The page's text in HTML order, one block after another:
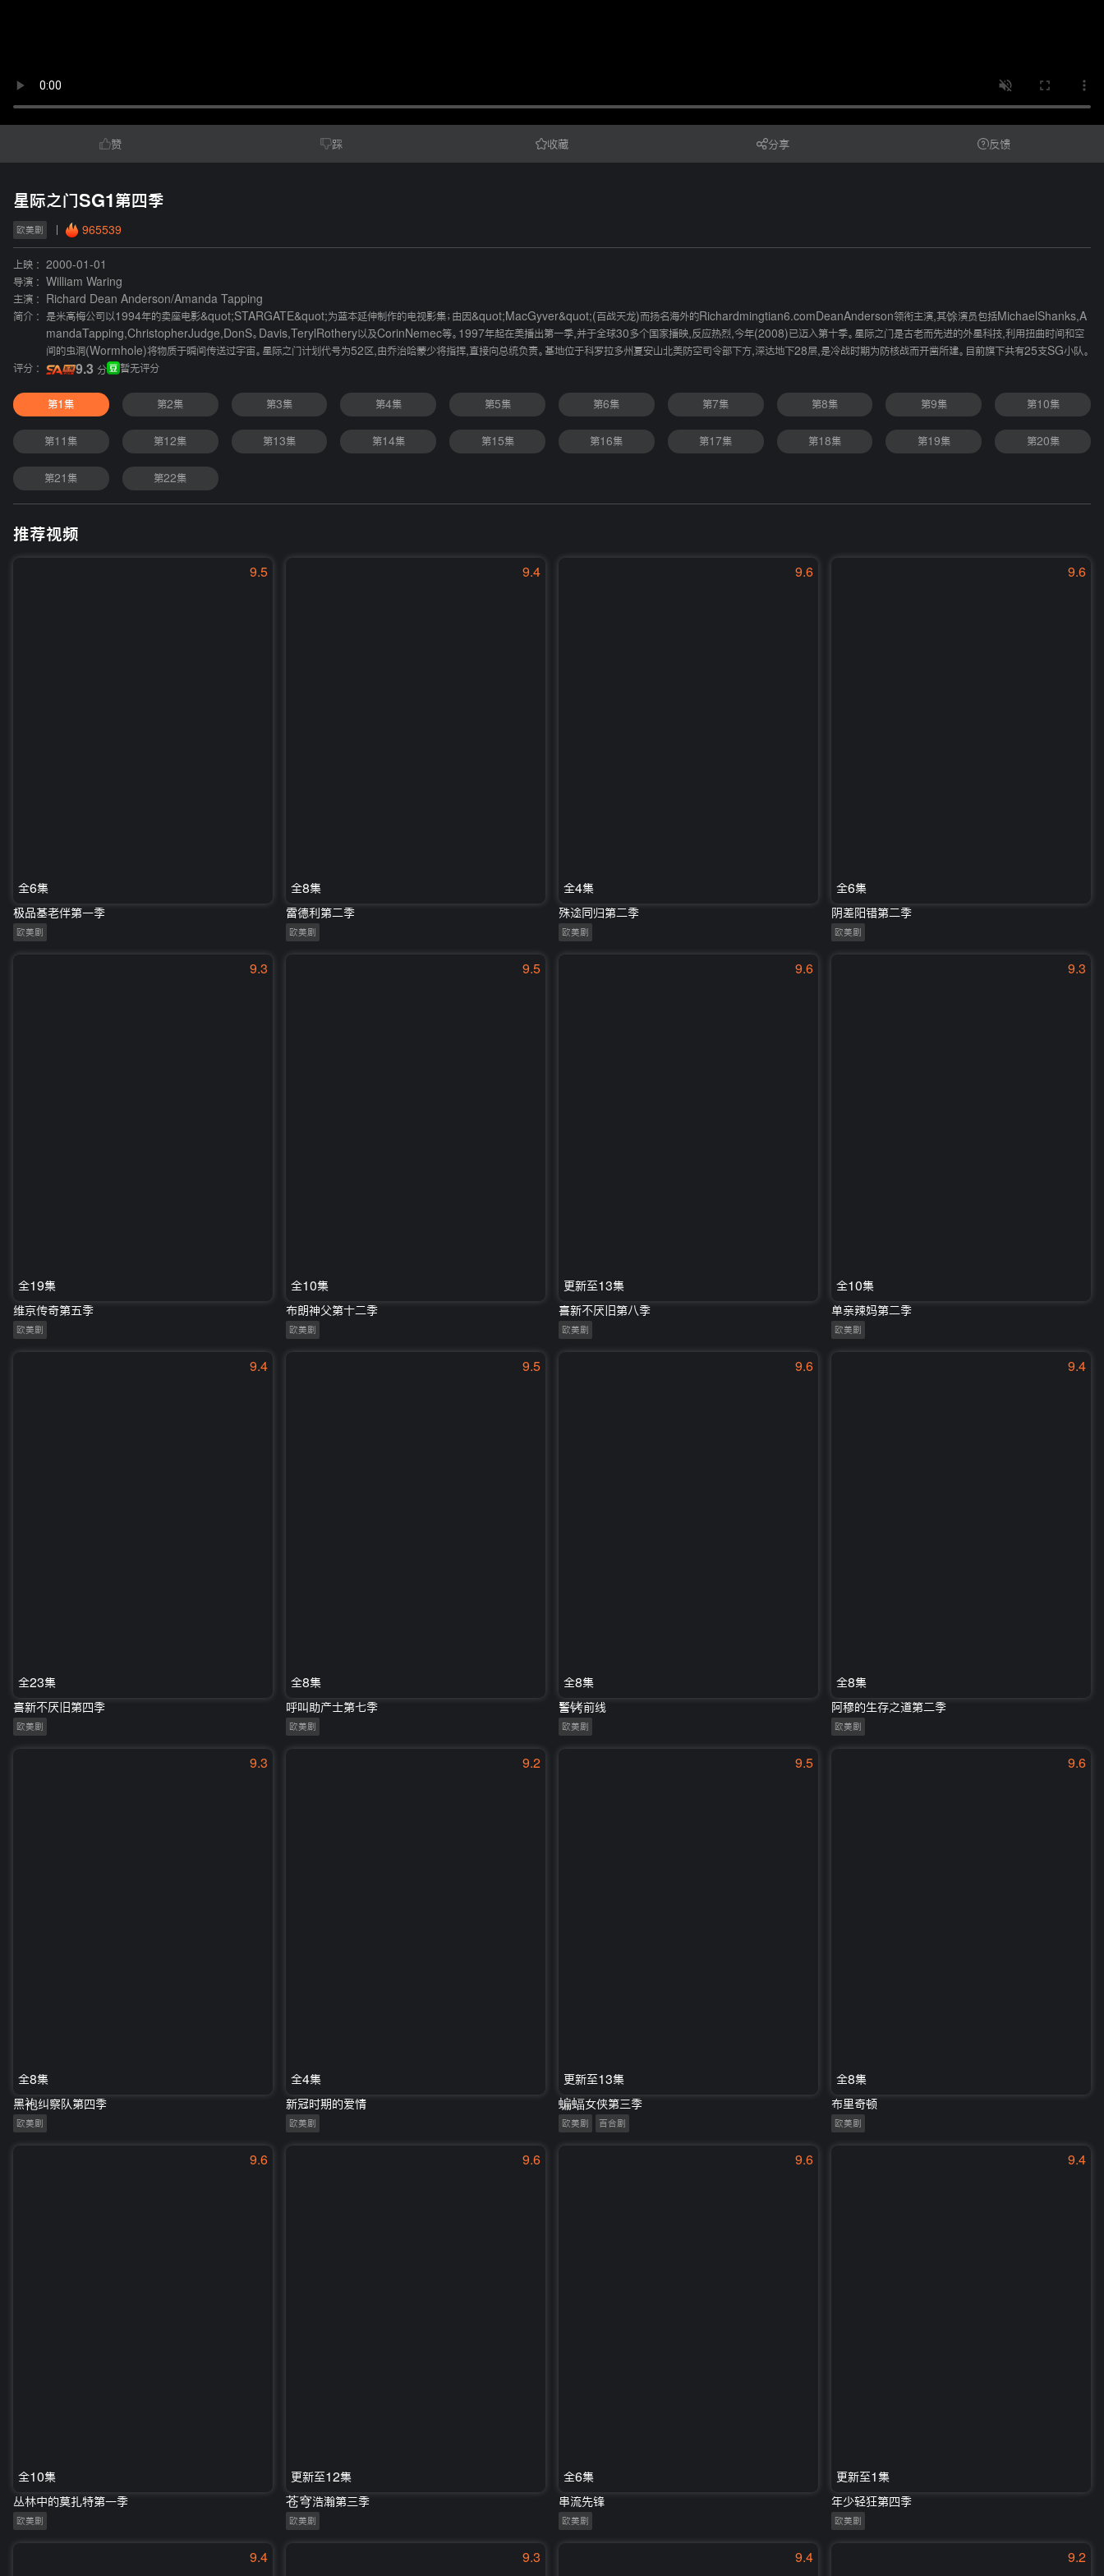
赞 踩 收藏 分享 反馈
星际之门SG1第四季
欧美剧 965539
上映 :
2000-01-01
导演 :
William Waring
主演 :
Richard Dean Anderson/Amanda Tapping
简介 :
是米高梅公司以1994年的卖座电影&quot;STARGATE&quot;为蓝本延伸制作的电视影集；由因&quot;MacGyver&quot;(百战天龙)而扬名海外的Richardmingtian6.comDeanAnderson领衔主演,其馀演员包括MichaelShanks,A
mandaTapping,ChristopherJudge,DonS。Davis,TerylRothery以及CorinNemec等。1997年起在美播出第一季,并于全球30多个国家播映,反应热烈,今年(2008)已迈入第十季。星际之门是古老而先进的外星科技,利用扭曲时间和空
间的虫洞(Wormhole)将物质于瞬间传送过宇宙。星际之门计划代号为52区,由乔治哈蒙少将指挥,直接向总统负责。基地位于科罗拉多州夏安山北美防空司令部下方,深达地下28层,是冷战时期为防核战而开凿所建。目前旗下共有25支SG小队。
评分 :
9.3 分 暂无评分
第1集 第2集 第3集 第4集 第5集 第6集 第7集 第8集 第9集 第10集
第11集 第12集 第13集 第14集 第15集 第16集 第17集 第18集 第19集 第20集
第21集 第22集
推荐视频
9.5
全6集
极品基老伴第一季
欧美剧
9.4
全8集
雷德利第二季
欧美剧
9.6
全4集
殊途同归第二季
欧美剧
9.6
全6集
阴差阳错第二季
欧美剧
9.3
全19集
维京传奇第五季
欧美剧
9.5
全10集
布朗神父第十二季
欧美剧
9.6
更新至13集
喜新不厌旧第八季
欧美剧
9.3
全10集
单亲辣妈第二季
欧美剧
9.4
全23集
喜新不厌旧第四季
欧美剧
9.5
全8集
呼叫助产士第七季
欧美剧
9.6
全8集
警铐前线
欧美剧
9.4
全8集
阿穆的生存之道第二季
欧美剧
9.3
全8集
黑袍纠察队第四季
欧美剧
9.2
全4集
新冠时期的爱情
欧美剧
9.5
更新至13集
蝙蝠女侠第三季
欧美剧 百合剧
9.6
全8集
布里奇顿
欧美剧
9.6
全10集
丛林中的莫扎特第一季
欧美剧
9.6
更新至12集
苍穹浩瀚第三季
欧美剧
9.6
全6集
串流先锋
欧美剧
9.4
更新至1集
年少轻狂第四季
欧美剧
9.4 9.3 9.4 9.2